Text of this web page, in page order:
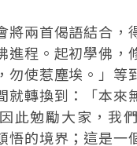
將兩首偈語結合，
進程。起初學佛，
勿使惹塵埃。」等
就轉換到：「本來
此勉勵大家，我
悟的境界；這是一